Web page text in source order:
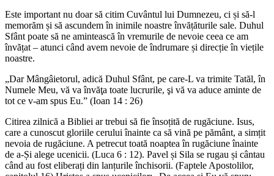
Este important nu doar să citim Cuvântul lui Dumnezeu, ci și să-l
memorăm și să ascundem în inimile noastre învățăturile sale. Duhul
Sfânt poate să ne amintească în vremurile de nevoie ceea ce am
învățat – atunci când avem nevoie de îndrumare și direcție în viețile
noastre.
„Dar Mângâietorul, adică Duhul Sfânt, pe care-L va trimite Tatăl, în
Numele Meu, vă va învăţa toate lucrurile, şi vă va aduce aminte de
tot ce v-am spus Eu.” (Ioan 14 : 26)
Citirea zilnică a Bibliei ar trebui să fie însoțită de rugăciune. Isus,
care a cunoscut gloriile cerului înainte ca să vină pe pământ, a simțit
nevoia de rugăciune. A petrecut toată noaptea în rugăciune înainte
de a-Și alege ucenicii. (Luca 6 : 12). Pavel și Sila se rugau și cântau
când au fost eliberați din lanțurile închisorii. (Faptele Apostolilor,